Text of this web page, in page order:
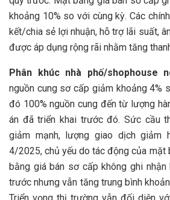
khoảng 10% so với cùng kỳ. Các
kết/chia sẻ lợi nhuận, hỗ trợ lãi suất,
được áp dụng rộng rãi nhằm tăng
Phân khúc nhà phố/shophouse
nguồn cung sơ cấp giảm khoảng 4%
đó 100% nguồn cung đến từ lượng
án đã triển khai trước đó. Sức cầu
giảm mạnh, lượng giao dịch giảm
4/2025, chủ yếu do tác động của mặt
bằng giá bán sơ cấp không ghi
trước nhưng vẫn tăng trung bình